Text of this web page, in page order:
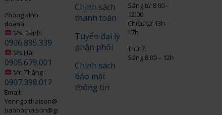
Phòng kinh
doanh
Ms. Cảnh:
0906.895.339
Ms.Hà:
0905.679.001
Mr. Thắng :
0907.398.012
Email:
Yenngo.thaison@gmail.com
baohothaison@gmail.com
Chính sách
thanh toán
Tuyển đại lý
phân phối
Chính sách
bảo mật
thông tin
Sáng từ 8:00 –
12:00
Chiều từ 13h –
17h
Thứ 7:
Sáng 8:00 – 12h